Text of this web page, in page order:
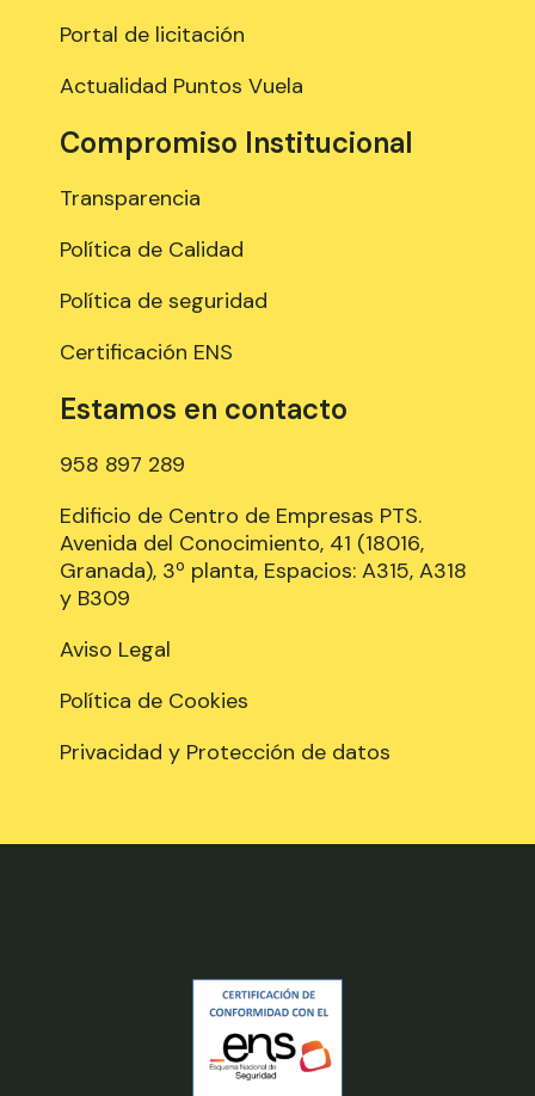
Portal de licitación
Actualidad Puntos Vuela
Compromiso Institucional
Transparencia
Política de Calidad
Política de seguridad
Certificación ENS
Estamos en contacto
958 897 289
Edificio de Centro de Empresas PTS.
Avenida del Conocimiento, 41 (18016,
Granada), 3º planta, Espacios: A315, A318
y B309
Aviso Legal
Política de Cookies
Privacidad y Protección de datos